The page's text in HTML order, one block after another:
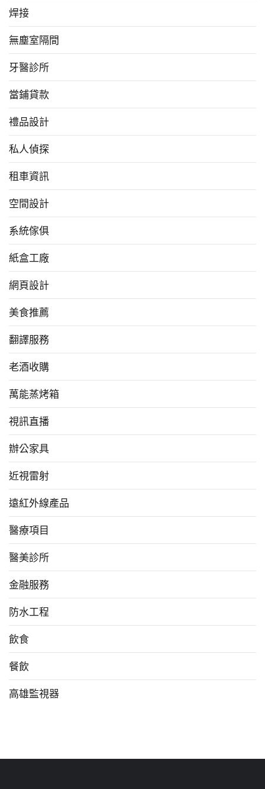
焊接
無塵室隔間
牙醫診所
當鋪貸款
禮品設計
私人偵探
租車資訊
空間設計
系統傢俱
紙盒工廠
網頁設計
美食推薦
翻譯服務
老酒收購
萬能蒸烤箱
視訊直播
辦公家具
近視雷射
遠紅外線產品
醫療項目
醫美診所
金融服務
防水工程
飲食
餐飲
高雄監視器